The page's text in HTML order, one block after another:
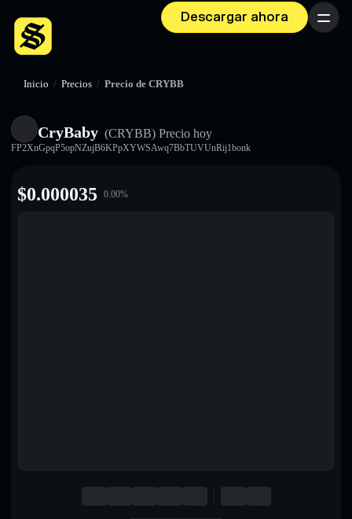
Descargar ahora Menú
Inicio / Precios / Precio de CRYBB
CryBaby (CRYBB) Precio hoy
FP2XnGpqP5opNZujB6KPpXYWSAwq7BbTUVUnRij1bonk
$0.000035 0.00%